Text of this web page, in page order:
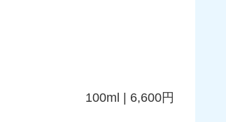
100ml | 6,600円